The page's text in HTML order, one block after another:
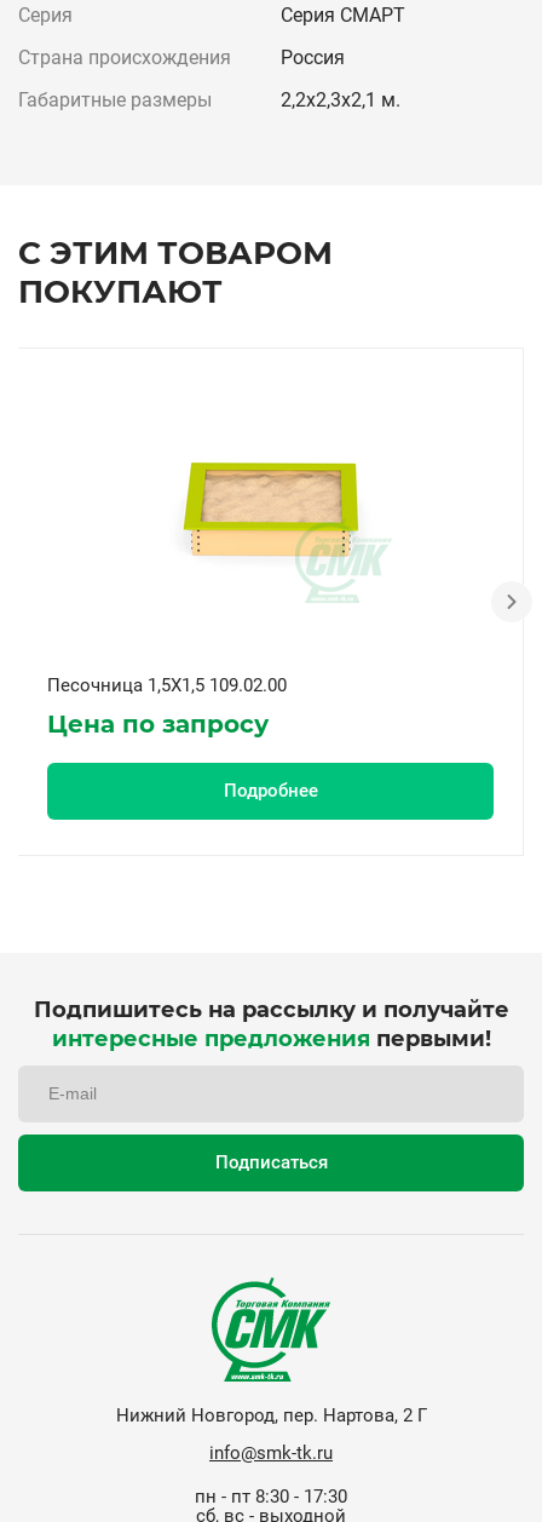
Серия
Серия СМАРТ
Страна происхождения
Россия
Габаритные размеры
2,2х2,3х2,1 м.
С ЭТИМ ТОВАРОМ
ПОКУПАЮТ
Песочница 1,5X1,5 109.02.00
Цена по запросу
Подробнее
Подпишитесь на рассылку и получайте
интересные предложения первыми!
Нижний Новгород, пер. Нартова, 2 Г
info@smk-tk.ru
пн - пт 8:30 - 17:30
сб, вс - выходной